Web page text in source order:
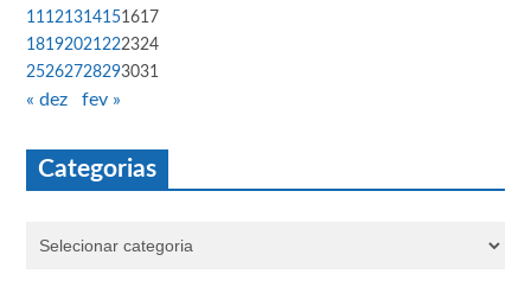
11 121314151617
18192021 222324
25262728293031
« dez fev »
Categorias